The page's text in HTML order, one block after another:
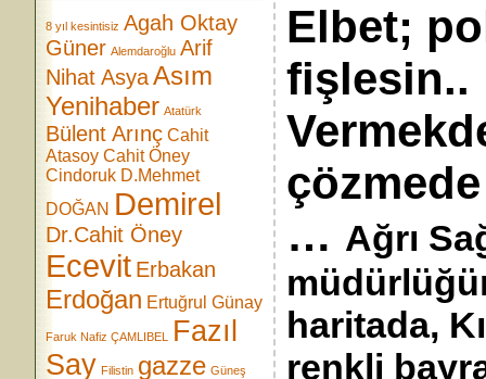
8 yıl kesintisiz Agah Oktay
Güner Alemdaroğlu Arif
Nihat AsyaAsım
Yenihaber Atatürk
Bülent Arınç Cahit
Atasoy Cahit Öney
Cindoruk D.Mehmet
DOĞAN Demirel
Dr.Cahit Öney
Ecevit Erbakan
Erdoğan Ertuğrul Günay
Faruk Nafiz ÇAMLIBEL
Fazıl
Say Filistin gazze Güneş
Elbet;
… Ağrı
haritada,
renkli